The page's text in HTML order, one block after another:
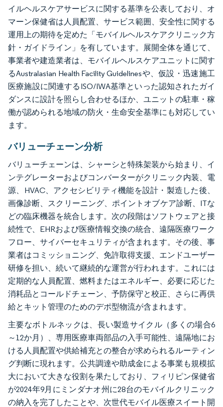
イルヘルスケアサービスに関する基準を公表しており、オ
マーン保健省は人員配置、サービス範囲、安全性に関する
運用上の期待を定めた「モバイルヘルスケアクリニック方
針・ガイドライン」を有しています。展開全体を通じて、
事業者や建造業者は、モバイルヘルスケアユニットに関す
るAustralasian Health Facility Guidelinesや、仮設・迅速施工
医療施設に関連するISO/IWA基準といった認知されたガイ
ダンスに設計を照らし合わせるほか、ユニットの駐車・稼
働が認められる地域の防火・生命安全基準にも対応してい
ます。
バリューチェーン分析
バリューチェーンは、シャーシと特殊架装から始まり、イ
ンテグレーターおよびコンバーターがクリニック内装、電
源、HVAC、アクセシビリティ機能を設計・製造した後、
画像診断、スクリーニング、ポイントオブケア診断、ITな
どの臨床機器を統合します。次の段階はソフトウェアと接
続性で、EHRおよび医療情報交換の統合、遠隔医療ワーク
フロー、サイバーセキュリティが含まれます。その後、事
業者はコミッショニング、免許取得支援、エンドユーザー
研修を担い、続いて継続的な運営が行われます。これには
定期的な人員配置、燃料またはエネルギー、必要に応じた
消耗品とコールドチェーン、予防保守と校正、さらに再供
給とキット管理のためのデポ型物流が含まれます。
主要なボトルネックは、長い製造サイクル（多くの場合6
～12か月）、専用医療車両部品の入手可能性、遠隔地にお
ける人員配置や供給補充との整合が求められるルーティン
グ判断に現れます。公共調達や助成金による事業も規模拡
大において大きな役割を果たしており、フィリピン保健省
が2024年9月にミンダナオ州に28台のモバイルクリニック
の納入を完了したことや、次世代モバイル医療スイート開